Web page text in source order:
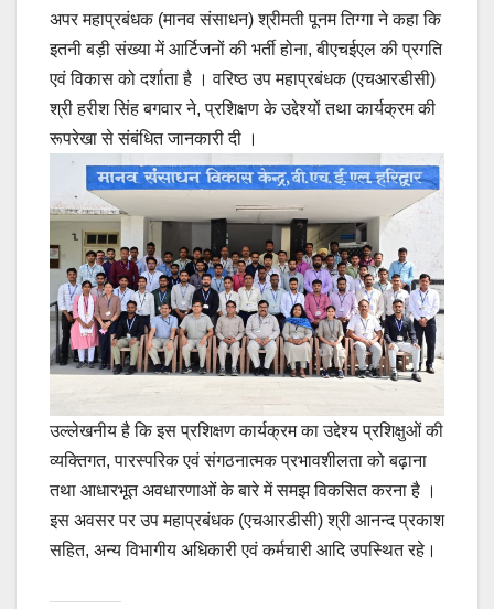
अपर महाप्रबंधक (मानव संसाधन) श्रीमती पूनम तिग्गा ने कहा कि
इतनी बड़ी संख्या में आर्टिजनों की भर्ती होना, बीएचईएल की प्रगति
एवं विकास को दर्शाता है । वरिष्ठ उप महाप्रबंधक (एचआरडीसी)
श्री हरीश सिंह बगवार ने, प्रशिक्षण के उद्देश्यों तथा कार्यक्रम की
रूपरेखा से संबंधित जानकारी दी ।
उल्लेखनीय है कि इस प्रशिक्षण कार्यक्रम का उद्देश्य प्रशिक्षुओं की
व्यक्तिगत, पारस्परिक एवं संगठनात्मक प्रभावशीलता को बढ़ाना
तथा आधारभूत अवधारणाओं के बारे में समझ विकसित करना है ।
इस अवसर पर उप महाप्रबंधक (एचआरडीसी) श्री आनन्द प्रकाश
सहित, अन्य विभागीय अधिकारी एवं कर्मचारी आदि उपस्थित रहे।